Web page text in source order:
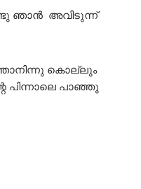
ഞാൻ അവിടുന്ന്
ഞാനിന്നു കൊല്ലും
പിന്നാലെ പാഞ്ഞു